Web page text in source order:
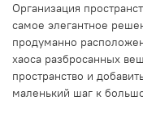
Организация
самое элегантное
продуманно
хаоса разбросанных
пространство и
маленький шаг к